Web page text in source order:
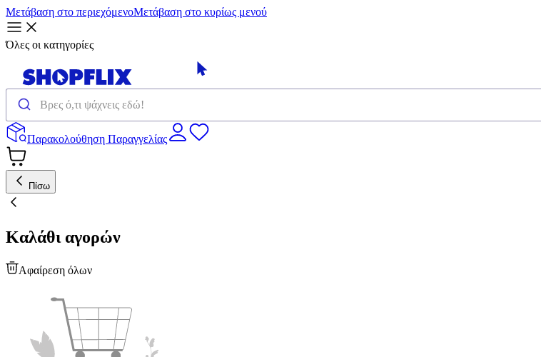
Μετάβαση στο περιεχόμενοΜετάβαση στο κυρίως μενού
Όλες οι κατηγορίες
Παρακολούθηση Παραγγελίας
Πίσω
Καλάθι αγορών
Αφαίρεση όλων